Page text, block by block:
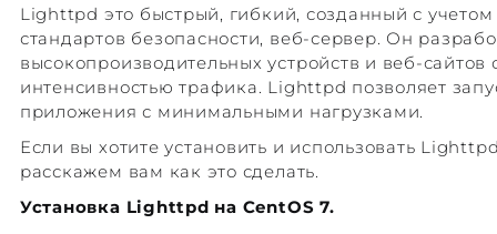
Lighttpd это быстрый, гибкий, созданный с
стандартов безопасности, веб-сервер. Он
высокопроизводительных устройств и веб-сайтов
интенсивностью трафика. Lighttpd позволяет
приложения с минимальными нагрузками.
Если вы хотите установить и использовать
расскажем вам как это сделать.
Установка Lighttpd на CentOS 7.